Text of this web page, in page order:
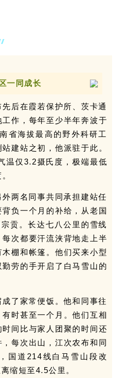
一同成长
后在霞若保护所、茨卡通
作，每年至少半年奔波于
省海拔最高的野外科研工
建站之初，他派驻于此。
温仅3.2摄氏度，极端最低
两名同事共同承担建站任
负一个月的补给，从老国
贡。长达七八公里的雪线
次都要汗流浃背地走上半
棚和帐篷。他们买来小型
劳的手开启了白马雪山的
了家常便饭。他和同事往
时甚至一个月。他们互相
间比与家人团聚的时间还
每次出山，江次农布和同
国道214线白马雪山段改
缩短至4.5公里。